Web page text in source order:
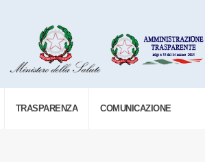
TRASPARENZA COMUNICAZIONE